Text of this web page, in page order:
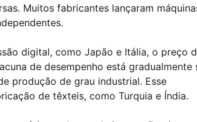
Muitos fabricantes lançaram
digital, como Japão e Itália, o preço
de desempenho está gradualmente
produção de grau industrial. Esse
de têxteis, como Turquia e Índia.